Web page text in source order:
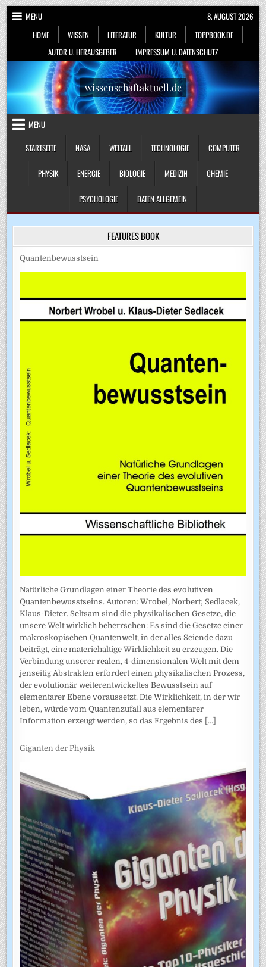
Skip
to
content
MENU
HOME
WISSEN LITERATUR KULTUR
TOPPBOOK.DE
AUTOR U. HERAUSGEBER
IMPRESSUM U. DATENSCHUTZ
8. AUGUST 2026
wissenschaftaktuell.de
MENU
STARTSEITE
NASA WELTALL TECHNOLOGIE COMPUTER
PHYSIK ENERGIE BIOLOGIE MEDIZIN CHEMIE
PSYCHOLOGIE DATEN ALLGEMEIN
FEATURES BOOK
Quantenbewusstsein
Natürliche Grundlagen einer Theorie des evolutiven
Quantenbewusstseins. Autoren: Wrobel, Norbert; Sedlacek,
Klaus-Dieter. Seltsam sind die physikalischen Gesetze, die
unsere Welt wirklich beherrschen: Es sind die Gesetze einer
makroskopischen Quantenwelt, in der alles Seiende dazu
beiträgt, eine materiehaltige Wirklichkeit zu erzeugen. Die
Verbindung unserer realen, 4-dimensionalen Welt mit dem
jenseitig Abstrakten erfordert einen physikalischen Prozess,
der evolutionär weiterentwickeltes Bewusstsein auf
elementarer Ebene voraussetzt. Die Wirklichkeit, in der wir
leben, würde vom Quantenzufall aus elementarer
Information erzeugt werden, so das Ergebnis des [...]
Giganten der Physik